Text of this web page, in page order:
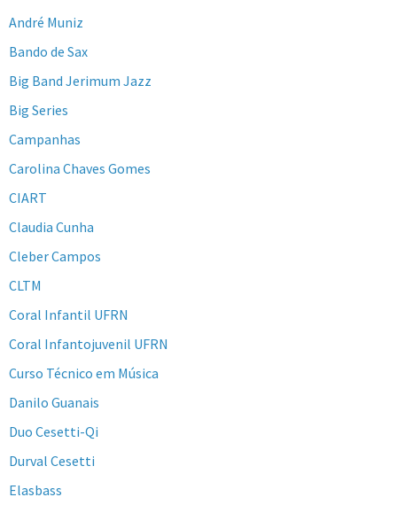
André Muniz
Bando de Sax
Big Band Jerimum Jazz
Big Series
Campanhas
Carolina Chaves Gomes
CIART
Claudia Cunha
Cleber Campos
CLTM
Coral Infantil UFRN
Coral Infantojuvenil UFRN
Curso Técnico em Música
Danilo Guanais
Duo Cesetti-Qi
Durval Cesetti
Elasbass